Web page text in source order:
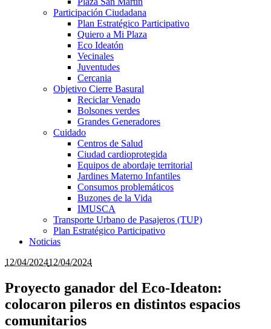
Participación Ciudadana
Plan Estratégico Participativo
Quiero a Mi Plaza
Eco Ideatón
Vecinales
Juventudes
Cercania
Objetivo Cierre Basural
Reciclar Venado
Bolsones verdes
Grandes Generadores
Cuidado
Centros de Salud
Ciudad cardioprotegida
Equipos de abordaje territorial
Jardines Materno Infantiles
Consumos problemáticos
Buzones de la Vida
IMUSCA
Transporte Urbano de Pasajeros (TUP)
Plan Estratégico Participativo
Noticias
12/04/202412/04/2024
Proyecto ganador del Eco-Ideaton:
colocaron pileros en distintos espacios
comunitarios